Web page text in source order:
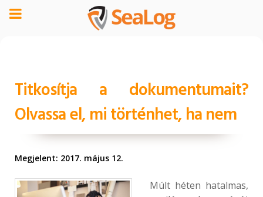
Titkosítja a dokumentumait?
Olvassa el, mi történhet, ha nem
Megjelent: 2017. május 12.
Múlt héten hatalmas,